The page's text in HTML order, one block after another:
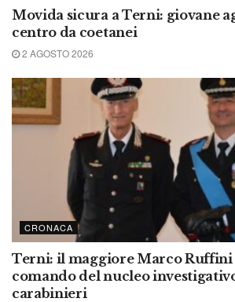
Movida sicura a Terni: giovane
centro da coetanei
2 AGOSTO 2026
CRONACA
Terni: il maggiore Marco Ruffini
comando del nucleo
carabinieri